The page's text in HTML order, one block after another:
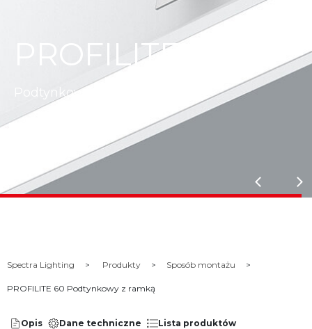
PROFILITE
Podtynkowy z ramką
Spectra Lighting Produkty Sposób montażu
PROFILITE 60 Podtynkowy z ramką
Opis Dane techniczne
Lista produktów